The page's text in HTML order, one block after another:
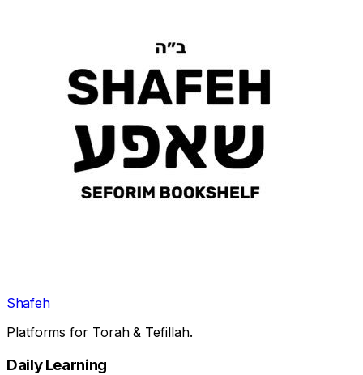
Shafeh
Platforms for Torah & Tefillah.
Daily Learning